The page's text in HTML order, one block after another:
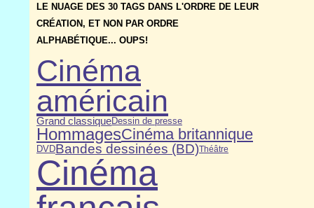
LE NUAGE DES 30 TAGS DANS L'ORDRE DE LEUR
CRÉATION, ET NON PAR ORDRE
ALPHABÉTIQUE... OUPS!
Cinéma
américain
Grand classiqueDessin de presse
HommagesCinéma britannique
DVDBandes dessinées (BD)Théâtre
Cinéma